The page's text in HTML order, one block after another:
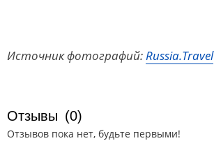
Источник фотографий:Russia.Travel
Отзывы (0)
Отзывов пока нет, будьте первыми!